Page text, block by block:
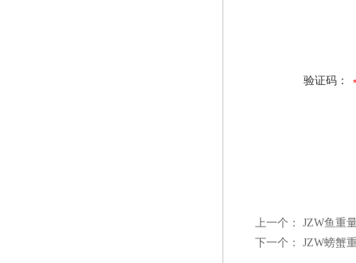
验证码：
上一个：
JZW鱼重
下一个：
JZW螃蟹